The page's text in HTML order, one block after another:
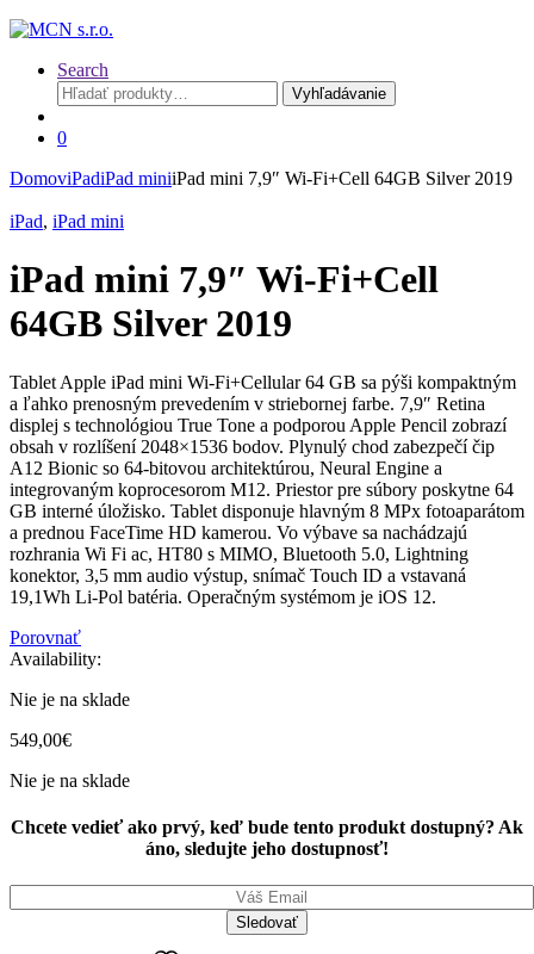
Search
Hľadať:
Vyhľadávanie
0
DomoviPadiPad miniiPad mini 7,9″ Wi-Fi+Cell 64GB Silver 2019
iPad, iPad mini
iPad mini 7,9″ Wi-Fi+Cell
64GB Silver 2019
Tablet Apple iPad mini Wi-Fi+Cellular 64 GB sa pýši kompaktným
a ľahko prenosným prevedením v striebornej farbe. 7,9″ Retina
displej s technológiou True Tone a podporou Apple Pencil zobrazí
obsah v rozlíšení 2048×1536 bodov. Plynulý chod zabezpečí čip
A12 Bionic so 64-bitovou architektúrou, Neural Engine a
integrovaným koprocesorom M12. Priestor pre súbory poskytne 64
GB interné úložisko. Tablet disponuje hlavným 8 MPx fotoaparátom
a prednou FaceTime HD kamerou. Vo výbave sa nachádzajú
rozhrania Wi Fi ac, HT80 s MIMO, Bluetooth 5.0, Lightning
konektor, 3,5 mm audio výstup, snímač Touch ID a vstavaná
19,1Wh Li-Pol batéria. Operačným systémom je iOS 12.
Porovnať
Availability:
Nie je na sklade
549,00€
Nie je na sklade
Chcete vedieť ako prvý, keď bude tento produkt dostupný? Ak
áno, sledujte jeho dostupnosť!